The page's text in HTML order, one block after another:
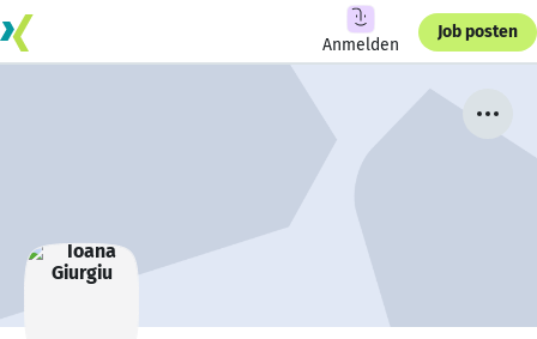
Anmelden
Job posten